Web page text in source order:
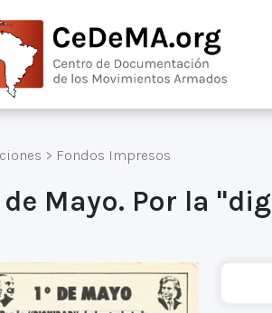
> Fondos Impresos
de Mayo. Por la